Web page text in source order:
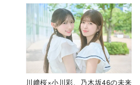
川﨑桜×小川彩、乃木坂46の未来